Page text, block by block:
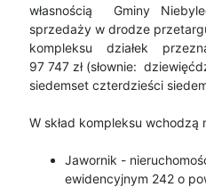
własnością Gminy
sprzedaży w drodze
kompleksu działek
97 747 zł (słownie:
siedemset czterdzieści
W skład kompleksu wchodzą
Jawornik -
ewidencyjnym 242 o